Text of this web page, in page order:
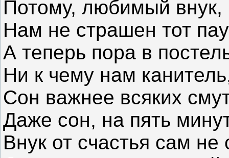
Потому, любимый внук,
Нам не страшен тот
А теперь пора в
Ни к чему нам
Сон важнее всяких
Даже сон, на пять
Внук от счастья сам не